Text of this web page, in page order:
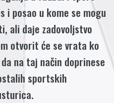
i posao u kome se mogu
ali daje zadovoljstvo
otvorit će se vrata ko
na taj način doprinese
sportskih